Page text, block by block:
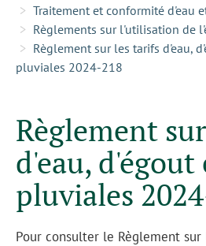
Traitement et conformité d'eau
Règlements sur l'utilisation de
Règlement sur les tarifs d'eau,
pluviales 2024-218
Règlement
d'eau, d'égout
pluviales
Pour consulter le Règlement